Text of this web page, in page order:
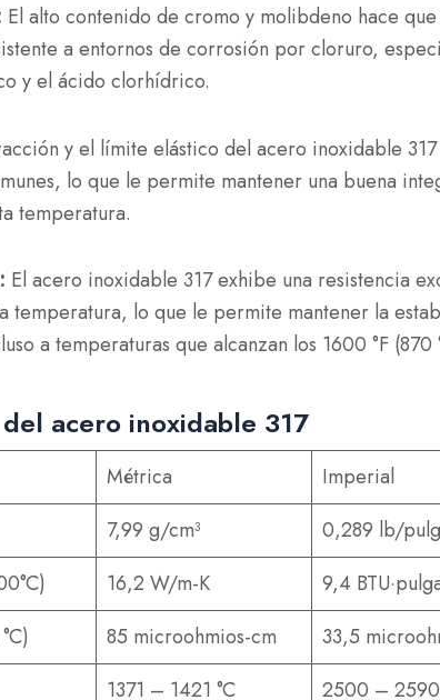
El alto contenido de cromo y molibdeno hace
a entornos de corrosión por cloruro,
y el ácido clorhídrico.
y el límite elástico del acero inoxidable
lo que le permite mantener una buena
temperatura.
El acero inoxidable 317 exhibe una resistencia
temperatura, lo que le permite mantener la
a temperaturas que alcanzan los 1600 °F (870
acero inoxidable 317
Métrica
Imperial
7,99 g/cm³
0,289 lb/
16,2 W/m-K
9,4
85 microohmios-cm
33,5
1371 – 1421 °C 2500 – 2590